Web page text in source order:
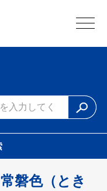
磐色（とき